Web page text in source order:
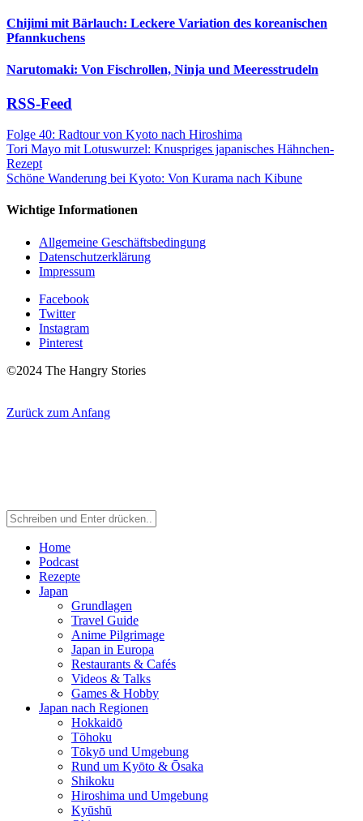
Chijimi mit Bärlauch: Leckere Variation des koreanischen
Pfannkuchens
Narutomaki: Von Fischrollen, Ninja und Meeresstrudeln
RSS-Feed
Folge 40: Radtour von Kyoto nach Hiroshima
Tori Mayo mit Lotuswurzel: Knuspriges japanisches Hähnchen-
Rezept
Schöne Wanderung bei Kyoto: Von Kurama nach Kibune
Wichtige Informationen
Allgemeine Geschäftsbedingung
Datenschutzerklärung
Impressum
Facebook
Twitter
Instagram
Pinterest
©2024 The Hangry Stories
Zurück zum Anfang
Home
Podcast
Rezepte
Japan
Grundlagen
Travel Guide
Anime Pilgrimage
Japan in Europa
Restaurants & Cafés
Videos & Talks
Games & Hobby
Japan nach Regionen
Hokkaidō
Tōhoku
Tōkyō und Umgebung
Rund um Kyōto & Ōsaka
Shikoku
Hiroshima und Umgebung
Kyūshū